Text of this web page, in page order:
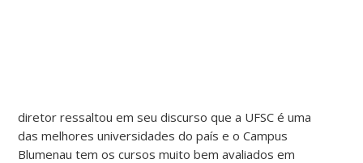
diretor ressaltou em seu discurso que a UFSC é uma
das melhores universidades do país e o Campus
Blumenau tem os cursos muito bem avaliados em